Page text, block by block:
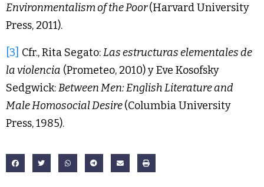
Environmentalism of the Poor(Harvard University
Press, 2011).
[3] Cfr., Rita Segato:Las estructuras elementales de
la violencia (Prometeo, 2010) y Eve Kosofsky
Sedgwick:Between Men: English Literature and
Male Homosocial Desire(Columbia University
Press, 1985).